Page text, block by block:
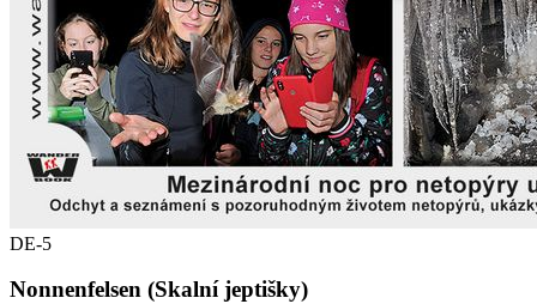
DE-5
Nonnenfelsen (Skalní jeptišky)